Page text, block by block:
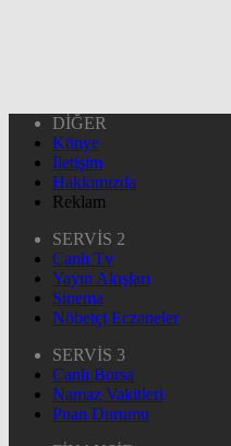
DİĞER
Künye
İletişim
Hakkımızda
Reklam
SERVİS 2
Canlı Tv
Yayın Akışları
Sinema
Nöbetçi Eczaneler
SERVİS 3
Canlı Borsa
Namaz Vakitleri
Puan Durumu